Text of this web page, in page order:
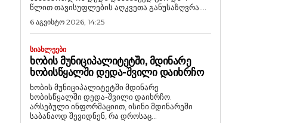
წლით თავისუფლების აღკვეთა განუსაზღვრა....
6 აგვისტო 2026, 14:25
ᲡᲘᲐᲮᲚᲔᲔᲑᲘ
ᲮᲝᲑᲘᲡ ᲛᲣᲜᲘᲪᲘᲞᲐᲚᲘᲢᲔᲢᲨᲘ, ᲛᲓᲘᲜᲐᲠᲔ
ᲮᲝᲑᲘᲡᲬᲧᲐᲚᲨᲘ ᲓᲔᲓᲐ-ᲨᲕᲘᲚᲘ ᲓᲐᲘᲮᲠᲩᲝ
ხობის მუნიციპალიტეტში მდინარე
ხობისწყალში დედა-შვილი დაიხრჩო.
არსებული ინფორმაციით, ისინი მდინარეში
საბანაოდ შევიდნენ, რა დროსაც...